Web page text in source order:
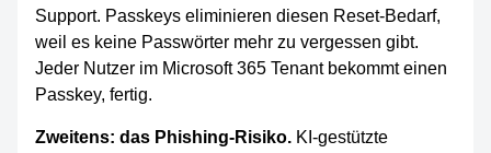
Support. Passkeys eliminieren diesen Reset-Bedarf,
weil es keine Passwörter mehr zu vergessen gibt.
Jeder Nutzer im Microsoft 365 Tenant bekommt einen
Passkey, fertig.
Zweitens: das Phishing-Risiko.KI-gestützte